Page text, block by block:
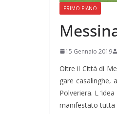
PRIMO PIANO
15 Gennaio 2019
Oltre il Città di
gare casalinghe,
Polveriera. L
manifestato tutta